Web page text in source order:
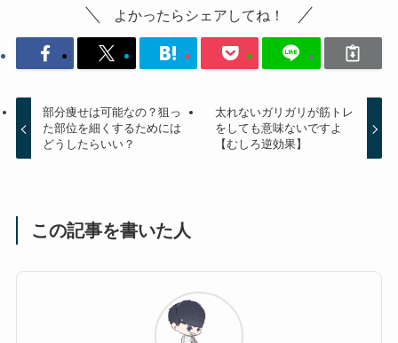
よかったらシェアしてね！
部分痩せは可能なの？狙っ
た部位を細くするためには
どうしたらいい？
太れないガリガリが筋トレ
をしても意味ないですよ
【むしろ逆効果】
この記事を書いた人